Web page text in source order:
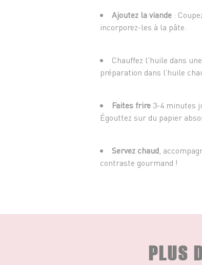
Ajoutez la viande :
incorporez-les à la pâte.
Chauffez l'huile dans
préparation dans l’huile
Faites frire 3-4 minutes
Égouttez sur du papier
Servez chaud ,
contraste gourmand !
PLUS